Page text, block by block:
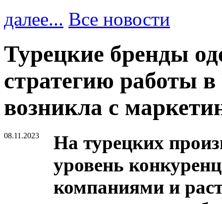
далее... Все новости
Турецкие бренды
стратегию работы
возникла с
08.11.2023
На турецких
уровень
компаниями и